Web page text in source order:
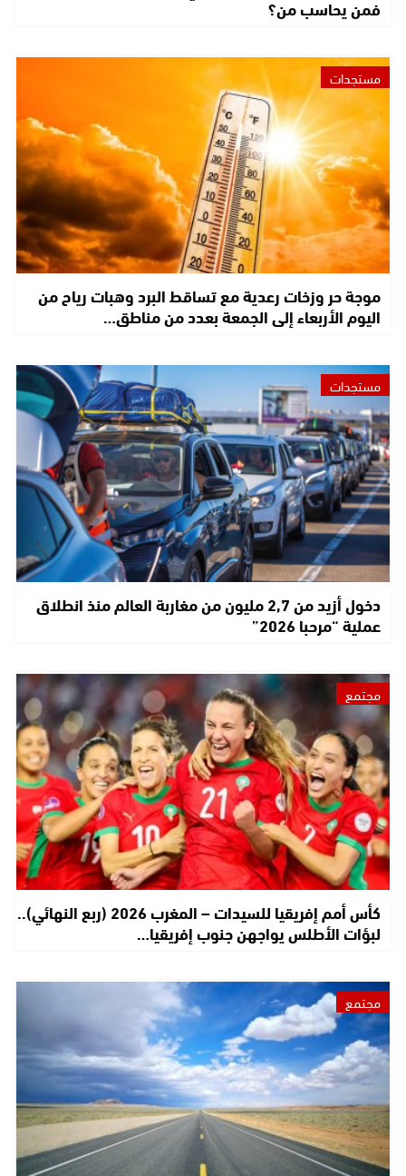
فمن يحاسب من؟
مستجدات
موجة حر وزخات رعدية مع تساقط البرد وهبات رياح من
اليوم الأربعاء إلى الجمعة بعدد من مناطق…
مستجدات
دخول أزيد من 2,7 مليون من مغاربة العالم منذ انطلاق
عملية “مرحبا 2026”
مجتمع
كأس أمم إفريقيا للسيدات – المغرب 2026 (ربع النهائي)..
لبؤات الأطلس يواجهن جنوب إفريقيا…
مجتمع